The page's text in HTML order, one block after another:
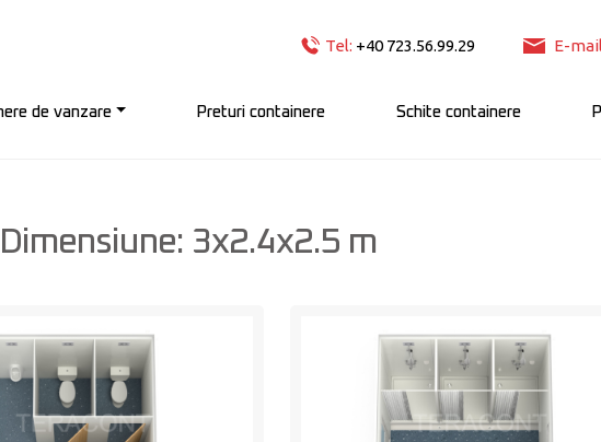
Tel: +40 723.56.99.29 E-
de vanzare Preturi containere Schite containere
3x2.4x2.5 m